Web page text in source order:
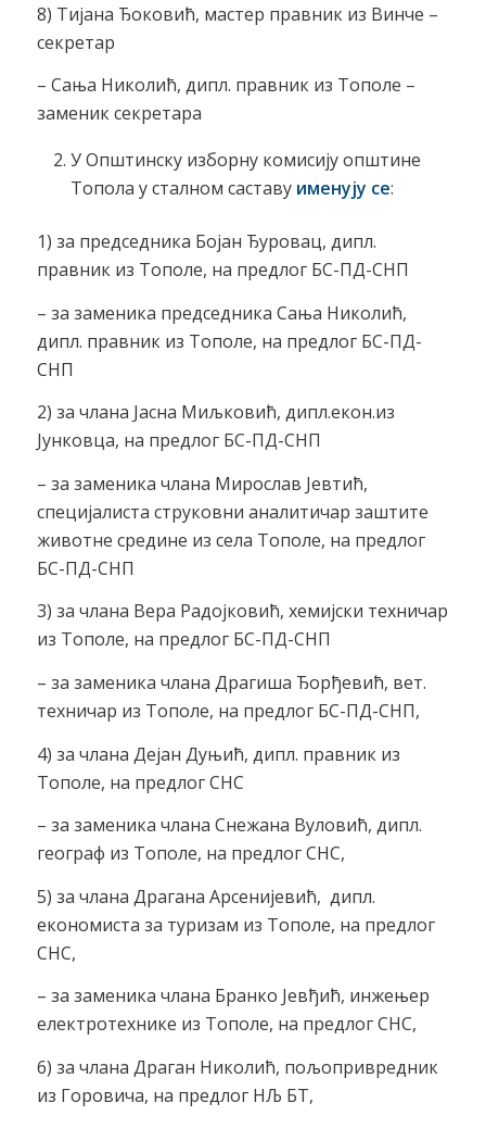
8) Тијана Ђоковић, мастер правник из Винче –
секретар
– Сања Николић, дипл. правник из Тополе –
заменик секретара
У Општинску изборну комисију општине
Топола у сталном саставу именују се:
1) за председника Бојан Ђуровац, дипл.
правник из Тополе, на предлог БС-ПД-СНП
– за заменика председника Сања Николић,
дипл. правник из Тополе, на предлог БС-ПД-
СНП
2) за члана Јасна Миљковић, дипл.екон.из
Јунковца, на предлог БС-ПД-СНП
– за заменика члана Мирослав Јевтић,
специјалиста струковни аналитичар заштите
животне средине из села Тополе, на предлог
БС-ПД-СНП
3) за члана Вера Радојковић, хемијски техничар
из Тополе, на предлог БС-ПД-СНП
– за заменика члана Драгиша Ђорђевић, вет.
техничар из Тополе, на предлог БС-ПД-СНП,
4) за члана Дејан Дуњић, дипл. правник из
Тополе, на предлог СНС
– за заменика члана Снежана Вуловић, дипл.
географ из Тополе, на предлог СНС,
5) за члана Драгана Арсенијевић, дипл.
економиста за туризам из Тополе, на предлог
СНС,
– за заменика члана Бранко Јевђић, инжењер
електротехнике из Тополе, на предлог СНС,
6) за члана Драган Николић, пољопривредник
из Горовича, на предлог НЉ БТ,